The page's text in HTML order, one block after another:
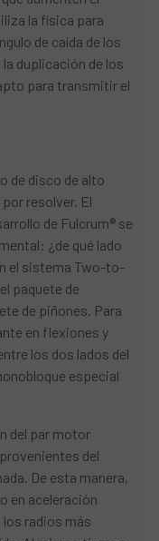
la física para
de caída de los
duplicación de los
para transmitir el
de disco de alto
resolver. El
de Fulcrum® se
¿de qué lado
el sistema Two-to-
paquete de
de piñones. Para
en flexiones y
los dos lados del
especial
del par motor
del
De esta manera,
en aceleración
radios más